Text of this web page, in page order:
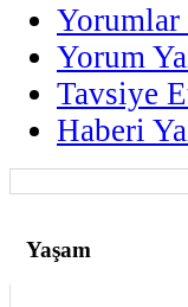
Yorumlar
Yorum
Tavsiye
Haberi
Yaşam